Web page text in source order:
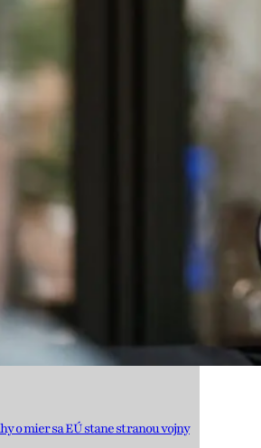
o mier sa EÚ stane stranou vojny